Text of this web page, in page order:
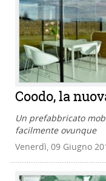
Coodo, la
Un prefabbricato
facilmente ovunque
Venerdì, 09 Giugno